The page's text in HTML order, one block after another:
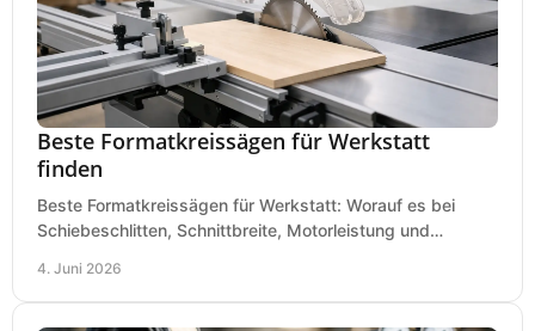
Beste Formatkreissägen für Werkstatt
finden
Beste Formatkreissägen für Werkstatt: Worauf es bei
Schiebeschlitten, Schnittbreite, Motorleistung und
4. Juni 2026